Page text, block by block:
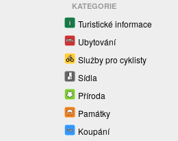
KATEGORIE
Turistické informace
Ubytování
Služby pro cyklisty
Sídla
Příroda
Památky
Koupání